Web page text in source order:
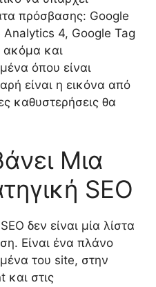
πρόσβασης: Google
4, Google Tag
ακόμα και
όπου είναι
είναι η εικόνα από
καθυστερήσεις θα
Μια
SEO
δεν είναι μία λίστα
Είναι ένα πλάνο
του site, στην
και στις